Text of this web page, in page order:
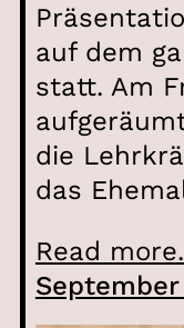
auf dem
statt. Am
die
das
Read